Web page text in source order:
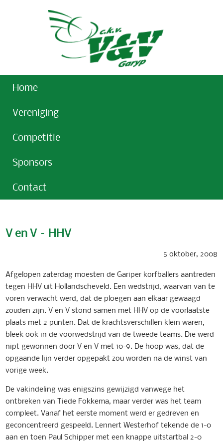
Home
Vereniging
Competitie
Sponsors
Contact
V en V – HHV
5 oktober, 2008
Afgelopen zaterdag moesten de Gariper korfballers aantreden
tegen HHV uit Hollandscheveld. Een wedstrijd, waarvan van te
voren verwacht werd, dat de ploegen aan elkaar gewaagd
zouden zijn. V en V stond samen met HHV op de voorlaatste
plaats met 2 punten. Dat de krachtsverschillen klein waren,
bleek ook in de voorwedstrijd van de tweede teams. Die werd
nipt gewonnen door V en V met 10-9. De hoop was, dat de
opgaande lijn verder opgepakt zou worden na de winst van
vorige week.
De vakindeling was enigszins gewijzigd vanwege het
ontbreken van Tiede Fokkema, maar verder was het team
compleet. Vanaf het eerste moment werd er gedreven en
geconcentreerd gespeeld. Lennert Westerhof tekende de 1-0
aan en toen Paul Schipper met een knappe uitstartbal 2-0